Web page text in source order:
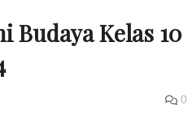
Budaya Kelas 10
0